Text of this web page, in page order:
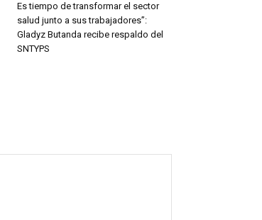
Es tiempo de transformar el sector
salud junto a sus trabajadores”:
Gladyz Butanda recibe respaldo del
SNTYPS